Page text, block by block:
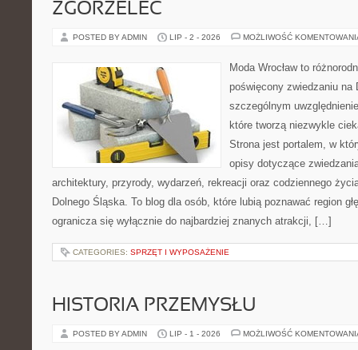
ZGORZELEC
POSTED BY ADMIN LIP - 2 - 2026 MOŻLIWOŚĆ
Moda Wrocław to
poświęcony zwiedzaniu na
szczególnym
które tworzą niezwykle
Strona jest portalem, w
opisy dotyczące
architektury, przyrody, wydarzeń, rekreacji oraz codziennego
Dolnego Śląska. To blog dla osób, które lubią poznawać region
ogranicza się wyłącznie do najbardziej znanych atrakcji, […]
CATEGORIES: SPRZĘT I WYPOSAŻENIE
HISTORIA PRZEMYSŁU
POSTED BY ADMIN LIP - 1 - 2026 MOŻLIWOŚĆ